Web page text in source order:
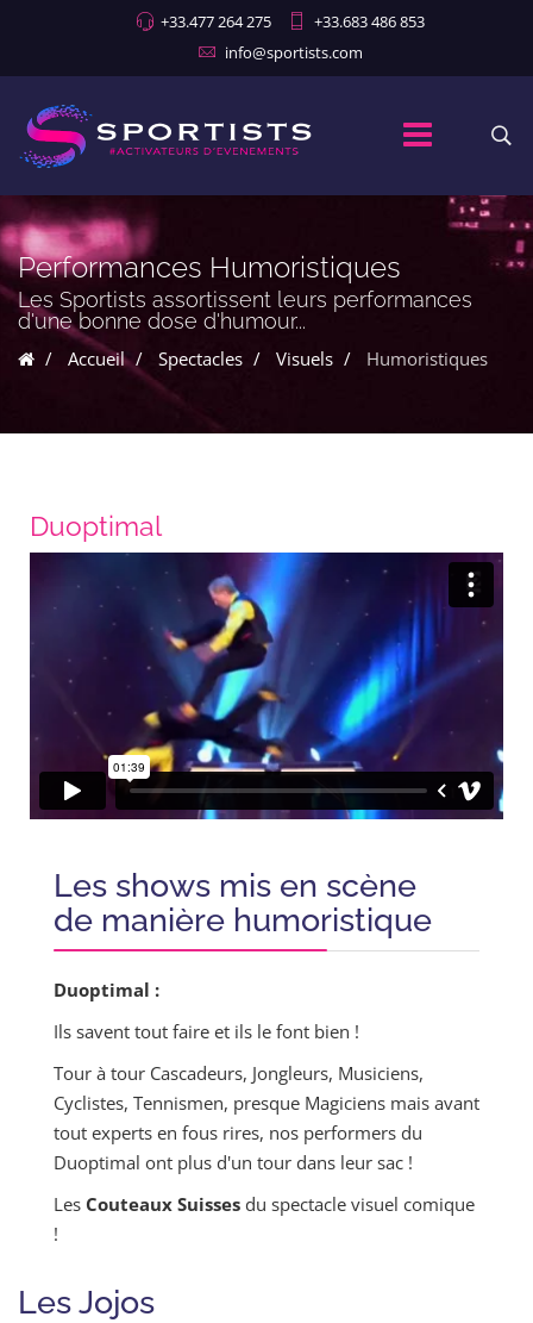
+33.477 264 275
+33.683 486 853
info@sportists.com
Performances Humoristiques
Les Sportists assortissent leurs performances
d'une bonne dose d'humour...
Accueil Spectacles Visuels Humoristiques
Duoptimal
Les shows mis en scène
de manière humoristique
Duoptimal :
Ils savent tout faire et ils le font bien !
Tour à tour Cascadeurs, Jongleurs, Musiciens,
Cyclistes, Tennismen, presque Magiciens mais avant
tout experts en fous rires, nos performers du
Duoptimal ont plus d'un tour dans leur sac !
Les Couteaux Suisses du spectacle visuel comique
!
Les Jojos